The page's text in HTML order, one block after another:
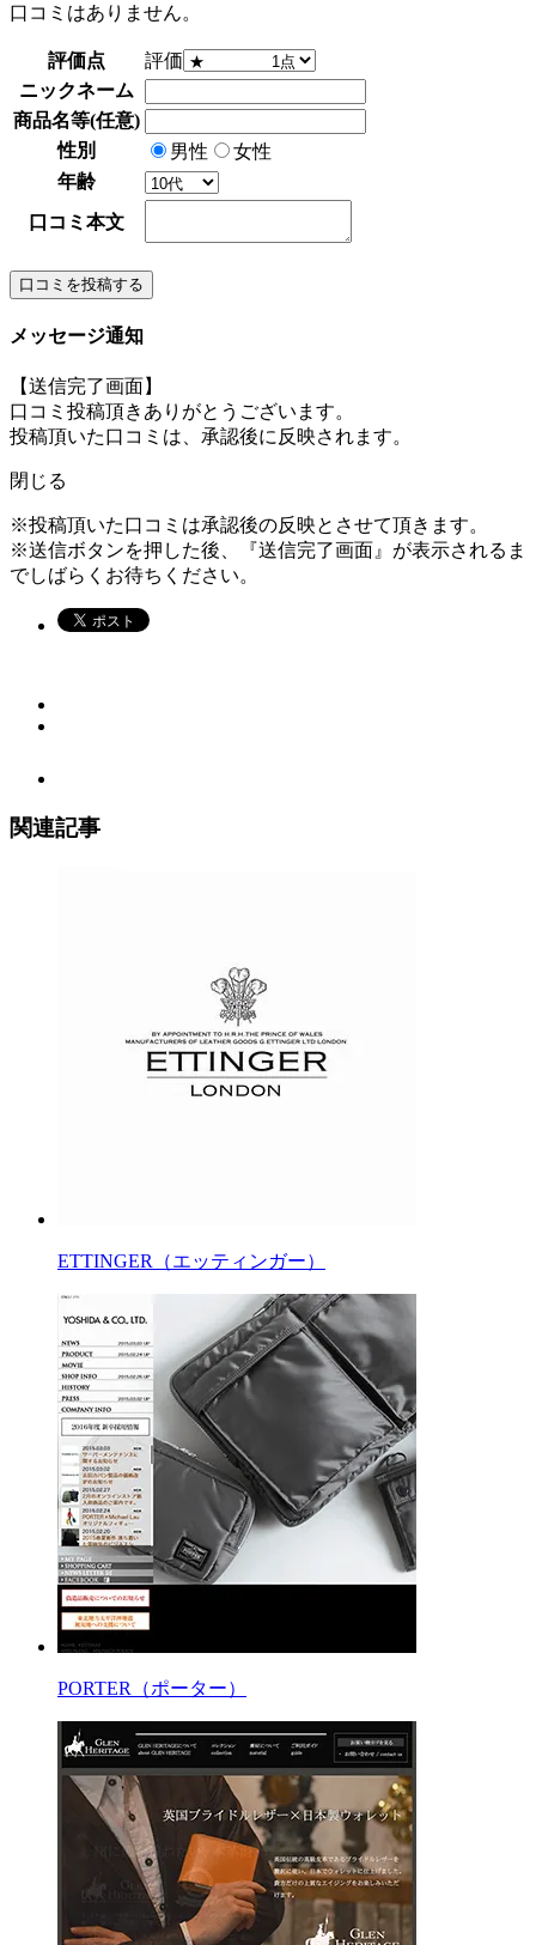
口コミはありません。
評価点
評価
ニックネーム
商品名等(任意)
性別
男性
女性
年齢
口コミ本文
メッセージ通知
【送信完了画面】
口コミ投稿頂きありがとうございます。
投稿頂いた口コミは、承認後に反映されます。
閉じる
※投稿頂いた口コミは承認後の反映とさせて頂きます。
※送信ボタンを押した後、『送信完了画面』が表示されるま
でしばらくお待ちください。
関連記事
ETTINGER（エッティンガー）
PORTER（ポーター）